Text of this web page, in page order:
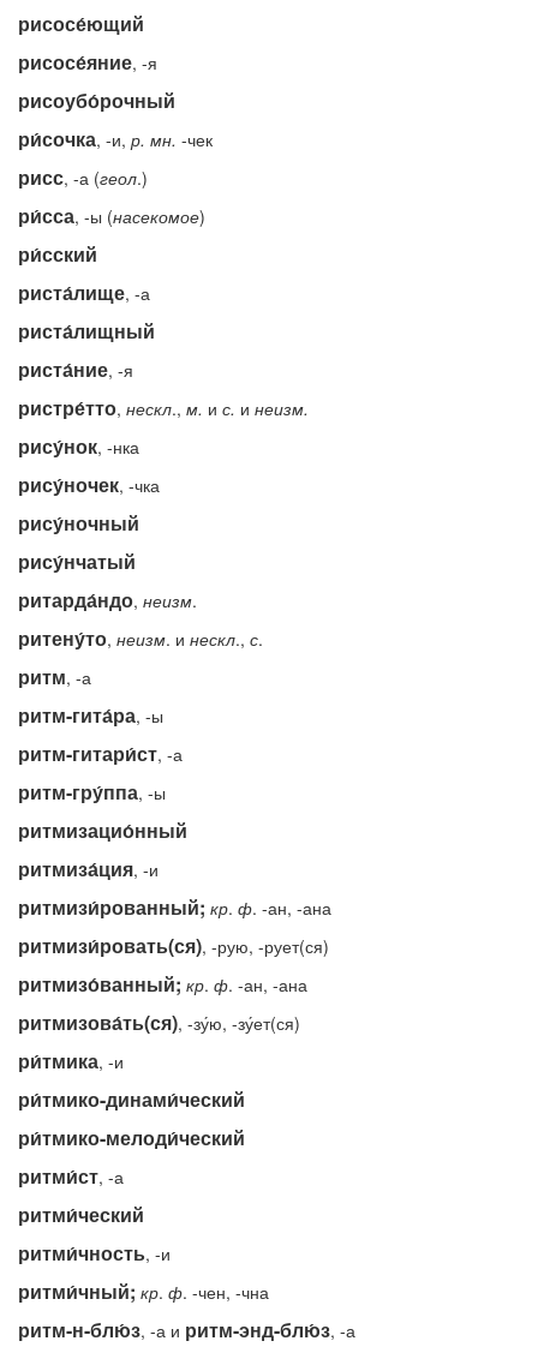
рисосе́ющий
рисосе́яние, -я
рисоубо́рочный
ри́сочка, -и, р. мн. -чек
рисс, -а (геол.)
ри́сса, -ы (насекомое)
ри́сский
риста́лище, -а
риста́лищный
риста́ние, -я
ристре́тто, нескл., м. и с. и неизм.
рису́нок, -нка
рису́ночек, -чка
рису́ночный
рису́нчатый
ритарда́ндо, неизм.
ритену́то, неизм. и нескл., с.
ритм, -а
ритм-гита́ра, -ы
ритм-гитари́ст, -а
ритм-гру́ппа, -ы
ритмизацио́нный
ритмиза́ция, -и
ритмизи́рованный; кр. ф. -ан, -ана
ритмизи́ровать(ся), -рую, -рует(ся)
ритмизо́ванный; кр. ф. -ан, -ана
ритмизова́ть(ся), -зу́ю, -зу́ет(ся)
ри́тмика, -и
ри́тмико-динами́ческий
ри́тмико-мелоди́ческий
ритми́ст, -а
ритми́ческий
ритми́чность, -и
ритми́чный; кр. ф. -чен, -чна
ритм-н-блю́з, -а и ритм-энд-блю́з, -а